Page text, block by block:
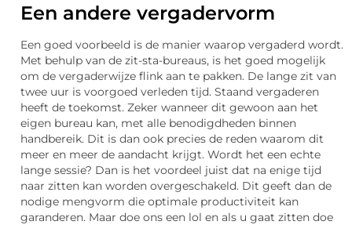
Een andere vergadervorm
Een goed voorbeeld is de manier waarop vergaderd wordt.
Met behulp van de zit-sta-bureaus, is het goed mogelijk
om de vergaderwijze flink aan te pakken. De lange zit van
twee uur is voorgoed verleden tijd. Staand vergaderen
heeft de toekomst. Zeker wanneer dit gewoon aan het
eigen bureau kan, met alle benodigdheden binnen
handbereik. Dit is dan ook precies de reden waarom dit
meer en meer de aandacht krijgt. Wordt het een echte
lange sessie? Dan is het voordeel juist dat na enige tijd
naar zitten kan worden overgeschakeld. Dit geeft dan de
nodige mengvorm die optimale productiviteit kan
garanderen. Maar doe ons een lol en als u gaat zitten doe